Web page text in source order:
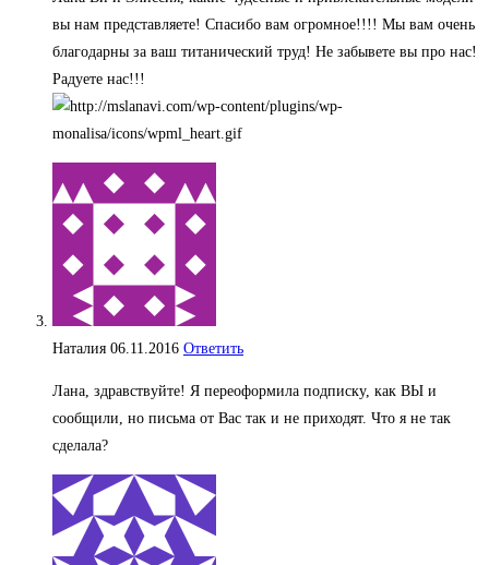
вы нам представляете! Спасибо вам огромное!!!! Мы вам очень
благодарны за ваш титанический труд! Не забывете вы про нас!
Радуете нас!!!
Наталия 06.11.2016 Ответить
Лана, здравствуйте! Я переоформила подписку, как ВЫ и
сообщили, но письма от Вас так и не приходят. Что я не так
сделала?